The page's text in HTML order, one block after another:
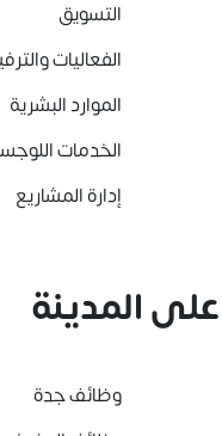
التسويق
الفعاليات
الموارد البشرية
الخدمات
إدارة المشاريع
المدينة
وظائف جدة